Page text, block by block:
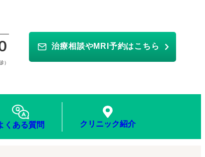
）
治療相談やMRI予約はこちら
くある質問 クリニック紹介